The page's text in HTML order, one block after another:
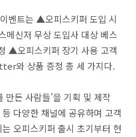
벤트는 ▲오피스키퍼 도입 시
신저 무상 도입사 대상 베스
▲오피스키퍼 장기 사용 고객
와 상품 증정 총 세 가지다.
만든 사람들'을 기획 및 제작
다양한 채널에 공유하며 고객
오피스키퍼 출시 초기부터 현